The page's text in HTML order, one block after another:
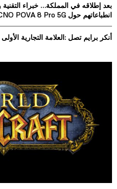
بعد إطلاقه في المملكة… خبراء
انطباعاتهم حول TECNO POVA 8 Pro 5G
أنكر برايم تصل :العلامة التجارية